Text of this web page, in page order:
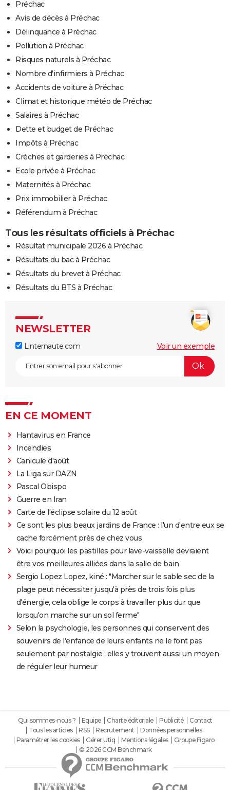
Préchac
Avis de décès à Préchac
Délinquance à Préchac
Pollution à Préchac
Risques naturels à Préchac
Nombre d'infirmiers à Préchac
Accidents de voiture à Préchac
Climat et historique météo de Préchac
Salaires à Préchac
Dette et budget de Préchac
Impôts à Préchac
Crèches et garderies à Préchac
Ecole privée à Préchac
Maternités à Préchac
Prix immobilier à Préchac
Référendum à Préchac
Tous les résultats officiels à Préchac
Résultat municipale 2026 à Préchac
Résultats du bac à Préchac
Résultats du brevet à Préchac
Résultats du BTS à Préchac
NEWSLETTER
Linternaute.com Voir un exemple
EN CE MOMENT
Hantavirus en France
Incendies
Canicule d'août
La Liga sur DAZN
Pascal Obispo
Guerre en Iran
Carte de l'éclipse solaire du 12 août
Ce sont les plus beaux jardins de France : l'un d'entre eux se
cache forcément près de chez vous
Voici pourquoi les pastilles pour lave-vaisselle devraient
être vos meilleures alliées dans la salle de bain
Sergio Lopez Lopez, kiné : "Marcher sur le sable sec de la
plage peut nécessiter jusqu'à près de trois fois plus
d'énergie, cela oblige le corps à travailler plus dur que
lorsqu'on marche sur un sol ferme"
Selon la psychologie, les personnes qui conservent des
souvenirs de l'enfance de leurs enfants ne le font pas
seulement par nostalgie : elles y trouvent aussi un moyen
de réguler leur humeur
Qui sommes-nous ? Equipe Charte éditoriale Publicité
Contact
Tous les articles
RSS Recrutement
Données personnelles
Paramétrer les cookies
Gérer Utiq Mentions légales
Groupe Figaro
© 2026 CCM Benchmark